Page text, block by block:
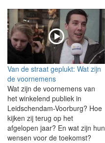
Van de straat geplukt: Wat zijn
de voornemens
Wat zijn de voornemens van
het winkelend publiek in
Leidschendam-Voorburg? Hoe
kijken zij terug op het
afgelopen jaar? En wat zijn hun
wensen voor de toekomst?